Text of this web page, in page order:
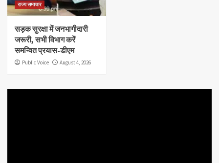
राज्य समाचार
सड़क सुरक्षा में जनभागीदारी
जरूरी, सभी विभाग करें
समन्वित प्रयास-डीएम
Public Voice August 4, 2026